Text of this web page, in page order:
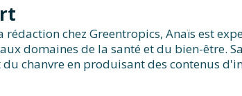
rédaction chez Greentropics, Anaïs est
domaines de la santé et du bien-être.
du chanvre en produisant des contenus